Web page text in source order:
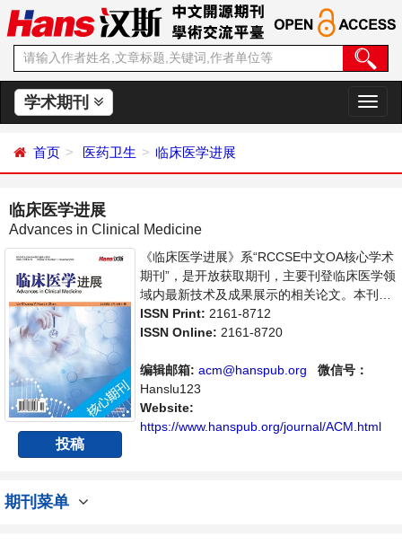
学术期刊
切
换
首页 医药卫生 临床医学进展
临床医学进展
Advances in Clinical Medicine
投稿
《临床医学进展》系“RCCSE中文OA核心学术
期刊”，是开放获取期刊，主要刊登临床医学领
域内最新技术及成果展示的相关论文。本刊支
持思想创新、学术创新，倡导科学，繁荣学
术，集学术性、思想性为一体，旨在给世界范
播、分享和讨论临床医学领域内不同方向问题
与发展的交流平台。
ISSN Print: 2161-8712
ISSN Online: 2161-8720
编辑邮箱: acm@hanspub.org
微信号：
Hanslu123
Website:
https://www.hanspub.org/journal/ACM.html
期刊菜单